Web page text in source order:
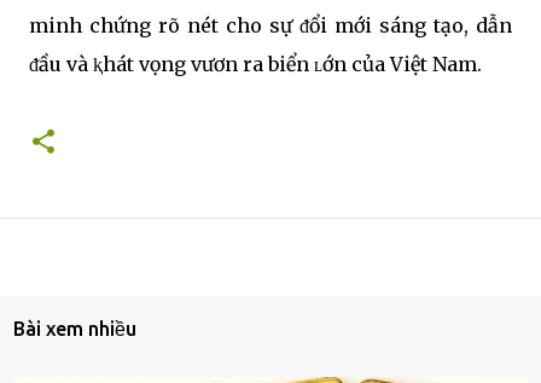
minh chứng rõ nét cho sự ᵭổi mới sáng tạo, dẫn
ᵭầu và ⱪhát vọng vươn ra biển ʟớn của Việt Nam.
Bài xem nhiều